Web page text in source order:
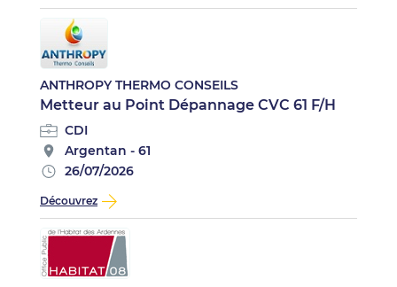
ANTHROPY THERMO CONSEILS
Metteur au Point Dépannage CVC 61 F/H
CDI
Argentan - 61
26/07/2026
Découvrez